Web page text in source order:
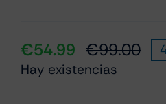
€99.00El
€54.99
El
Hay existencias